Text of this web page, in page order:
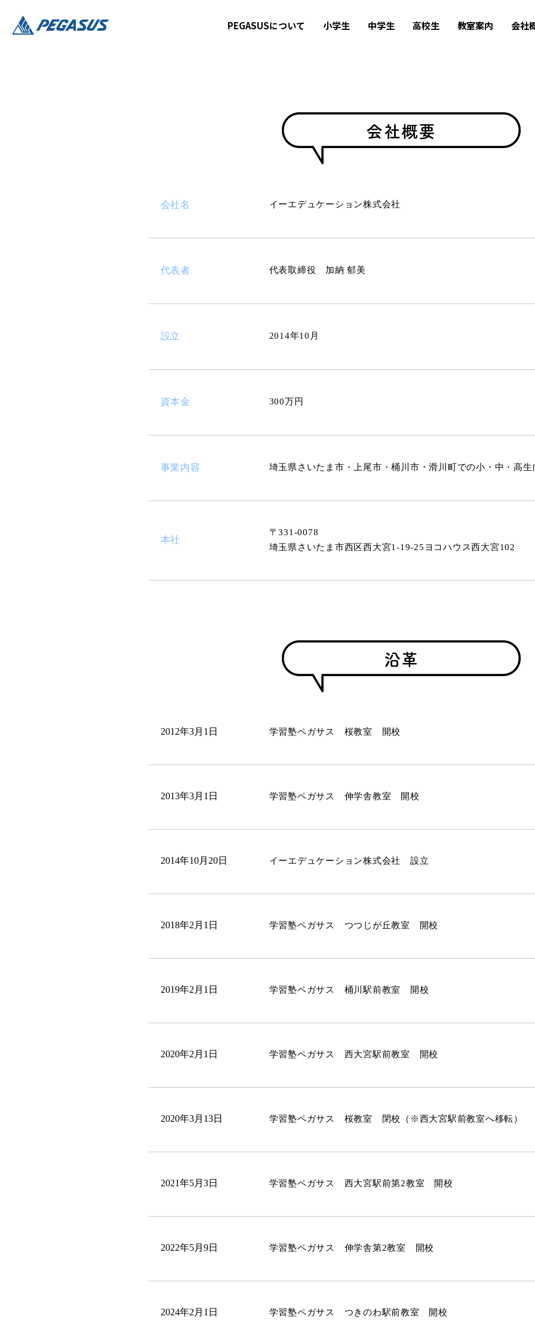
PEGASUSについて 小学生 中学生 高校生 教室案内 会社
会社概要
会社名 イーエデュケーション株式会社
代表者 代表取締役 加納 郁美
設立 2014年10月
資本金 300万円
事業内容 埼玉県さいたま市・上尾市・桶川市・滑川町での小・中・高
本社
〒331-0078
埼玉県さいたま市西区西大宮1-19-25ヨコハウス西大宮102
沿革
2012年3月1日 学習塾ペガサス 桜教室 開校
2013年3月1日 学習塾ペガサス 伸学舎教室 開校
2014年10月20日 イーエデュケーション株式会社 設立
2018年2月1日 学習塾ペガサス つつじが丘教室 開校
2019年2月1日 学習塾ペガサス 桶川駅前教室 開校
2020年2月1日 学習塾ペガサス 西大宮駅前教室 開校
2020年3月13日 学習塾ペガサス 桜教室 閉校（※西大宮駅前教室へ移転）
2021年5月3日 学習塾ペガサス 西大宮駅前第2教室 開校
2022年5月9日 学習塾ペガサス 伸学舎第2教室 開校
2024年2月1日 学習塾ペガサス つきのわ駅前教室 開校